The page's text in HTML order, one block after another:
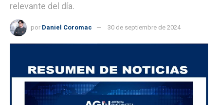
relevante del día.
por Daniel Coromac 30 de septiembre de 2024